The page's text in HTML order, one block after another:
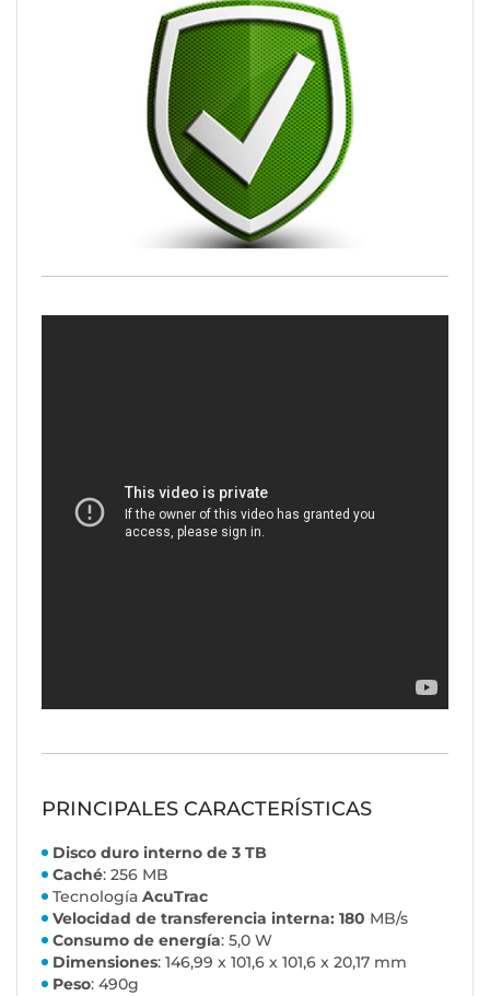
PRINCIPALES CARACTERÍSTICAS
Disco duro interno de 3 TB
Caché: 256 MB
Tecnología AcuTrac
Velocidad de transferencia interna: 180 MB/s
Consumo de energía: 5,0 W
Dimensiones: 146,99 x 101,6 x 101,6 x 20,17 mm
Peso: 490g